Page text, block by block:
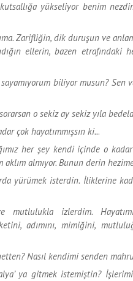
yükseliyor benim
Zarifliğin, dik duruşun ve
ellerin, bazen etrafındaki
biliyor musun?
o sekiz ay sekiz yıla
çok hayatımmışsın ki...
her şey kendi içinde o
almıyor. Bunun derin
yürümek isterdin. İliklerine
izlerdim.
adımını, mimiğini,
Nasıl kendimi senden
ya gitmek istemiştin?